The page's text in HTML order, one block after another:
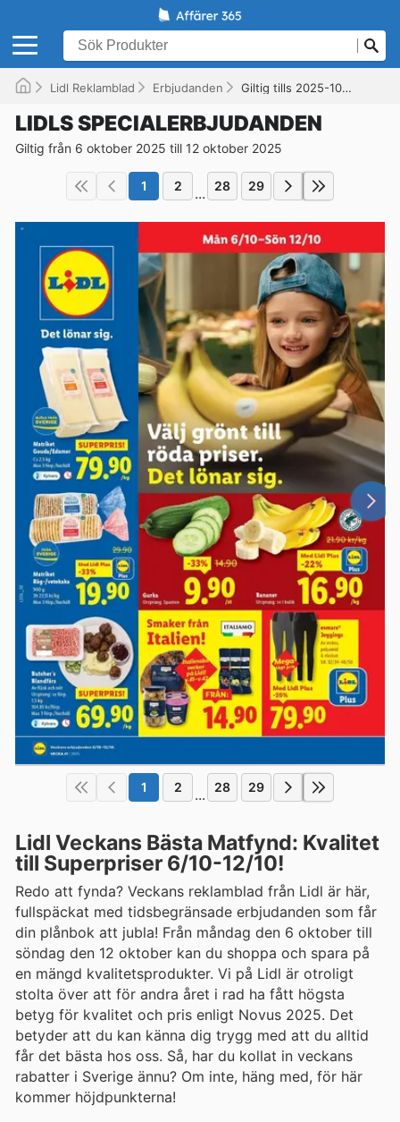
Lidl Reklamblad Erbjudanden Giltig tills 2025-10-12
LIDLS SPECIALERBJUDANDEN
Giltig från 6 oktober 2025 till 12 oktober 2025
1 2 ... 28 29
1 2 ... 28 29
Lidl Veckans Bästa Matfynd: Kvalitet
till Superpriser 6/10-12/10!
Redo att fynda? Veckans reklamblad från Lidl är här,
fullspäckat med tidsbegränsade erbjudanden som får
din plånbok att jubla! Från måndag den 6 oktober till
söndag den 12 oktober kan du shoppa och spara på
en mängd kvalitetsprodukter. Vi på Lidl är otroligt
stolta över att för andra året i rad ha fått högsta
betyg för kvalitet och pris enligt Novus 2025. Det
betyder att du kan känna dig trygg med att du alltid
får det bästa hos oss. Så, har du kollat in veckans
rabatter i Sverige ännu? Om inte, häng med, för här
kommer höjdpunkterna!